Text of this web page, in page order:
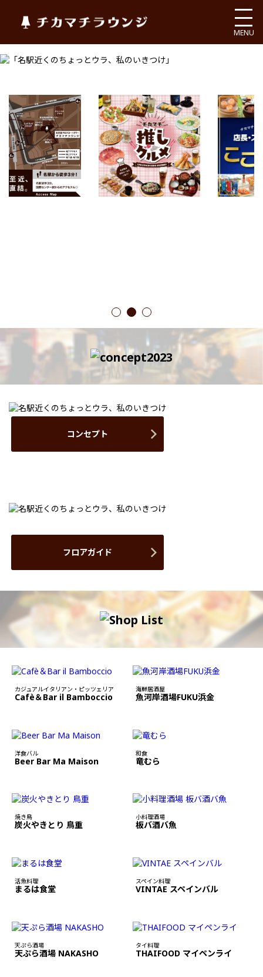
チカマチラウンジ
MENU
1 2 3
コンセプト
フロアガイド
カジュアルイタリアン・ピッツェリア
Cafè＆Bar il Bamboccio
海鮮居酒屋
魚河岸酒場FUKU浜金
洋食バル
Beer Bar Ma Maison
和食
竜むら
焼き鳥
炭火やきとり 鳥重
小料理酒場
板バ酒バ魚
活魚料理
まるは食堂
スペイン料理
VINTAE スペインバル
天ぷら酒場
天ぷら酒場 NAKASHO
タイ料理
THAIFOOD マイペンライ